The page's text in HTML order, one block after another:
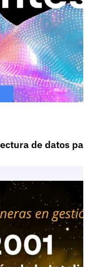
de datos